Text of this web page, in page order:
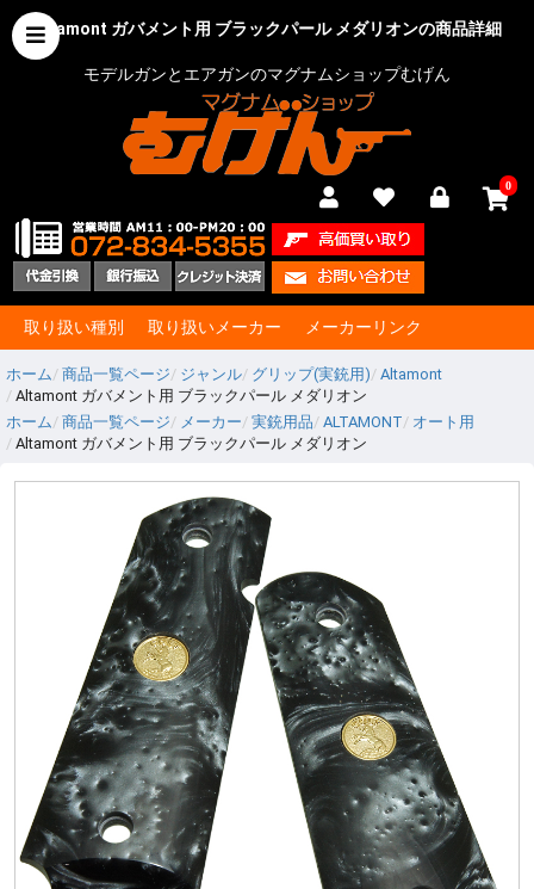
Altamont ガバメント用 ブラックパール メダリオンの商品詳細
モデルガンとエアガンのマグナムショップむげん
0
取り扱い種別 取り扱いメーカー メーカーリンク
ホーム 商品一覧ページ ジャンル グリップ(実銃用) Altamont
Altamont ガバメント用 ブラックパール メダリオン
ホーム 商品一覧ページ メーカー 実銃用品 ALTAMONT
オート用
Altamont ガバメント用 ブラックパール メダリオン